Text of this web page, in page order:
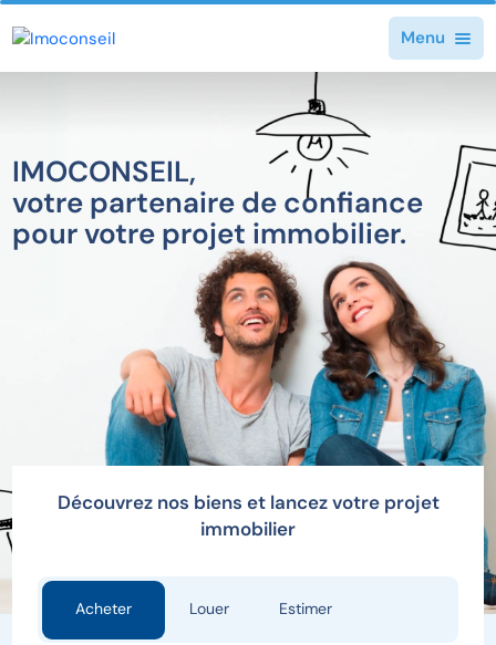
Menu
IMOCONSEIL,
votre partenaire de confiance
pour votre projet immobilier.
Découvrez nos biens et lancez votre projet
immobilier
Acheter Louer Estimer